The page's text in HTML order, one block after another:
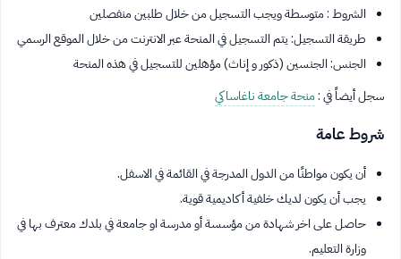
الشروط : متوسطة ويجب التسجيل من خلال طلبين منفصلين
طريقة التسجيل: يتم التسجيل في المنحة عبر الانترنت من خلال الموقع الرسمي
الجنس: الجنسين (ذكور و إناث) مؤهلين للتسجيل في هذه المنحة
سجل أيضاً في :منحة جامعة ناغاساكي
شروط عامة
أن يكون مواطنًا من الدول المدرجة في القائمة في الاسفل.
يجب أن يكون لديك خلفية أكاديمية قوية.
حاصل على اخر شهادة من مؤسسة أو مدرسة او جامعة في بلدك معترف بها في
وزارة التعليم.